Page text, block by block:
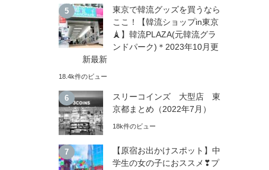
東京で韓流グッズを買うなら
ここ！【韓流ショップin東京
🗼】韓流PLAZA(元韓流グラ
ンドパーク)＊2023年10月更
新最新
18.4k件のビュー
スリーコインズ 大型店 東
京都まとめ（2022年7月）
18k件のビュー
【原宿お出かけスポット】中
学生の女の子におススメ❣プ